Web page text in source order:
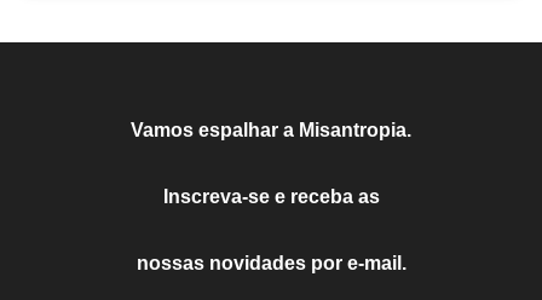
Vamos espalhar a Misantropia.
Inscreva-se e receba as
nossas novidades por e-mail.